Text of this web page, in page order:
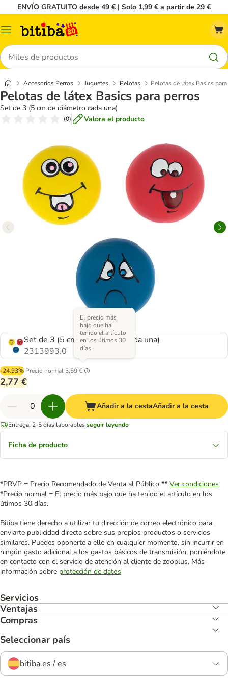
ENVÍO GRATUITO desde 49 € | Solo 1,99 € a partir de 29 €
Menú
Buscar
Accesorios Perros Juguetes Pelotas Pelotas de látex Basics
Pelotas de látex Basics para perros
Set de 3 (5 cm de diámetro cada una)
(0) Valora el producto
Set de 3 (5 cm de diámetro cada una)
2313993.0
-24.93% Precio normal3,69 €
El precio más
bajo que ha
tenido el artículo
en los útimos 30
días.
2,77 €
Añadir a la cestaAñadir a la cesta
Entrega: 2-5 días laborablesseguir leyendo
Ficha de producto
*PRVP = Precio Recomendado de Venta al Público ** Ver condiciones
*Precio normal = El precio más bajo que ha tenido el artículo en los
útimos 30 días.
Bitiba tiene derecho a utilizar tu dirección de correo electrónico para
enviarte publicidad directa sobre sus propios productos o servicios
similares. Puedes oponerte a ello en cualquier momento, sin incurrir en
ningún gasto adicional a los gastos básicos de transmisión, poniéndote
en contacto con el servicio de atención al cliente de zooplus. Más
información sobre protección de datos
Servicios
Ventajas
Compras
Seleccionar país
bitiba.es / es